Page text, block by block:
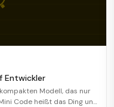
Entwickler
Modell, das nur
Code heißt das Ding und